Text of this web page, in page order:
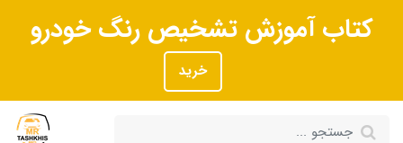
کتاب آموزش تشخیص رنگ خودرو
خرید